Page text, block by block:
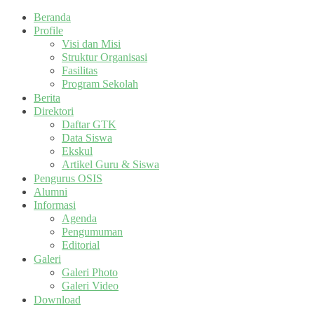
Beranda
Profile
Visi dan Misi
Struktur Organisasi
Fasilitas
Program Sekolah
Berita
Direktori
Daftar GTK
Data Siswa
Ekskul
Artikel Guru & Siswa
Pengurus OSIS
Alumni
Informasi
Agenda
Pengumuman
Editorial
Galeri
Galeri Photo
Galeri Video
Download